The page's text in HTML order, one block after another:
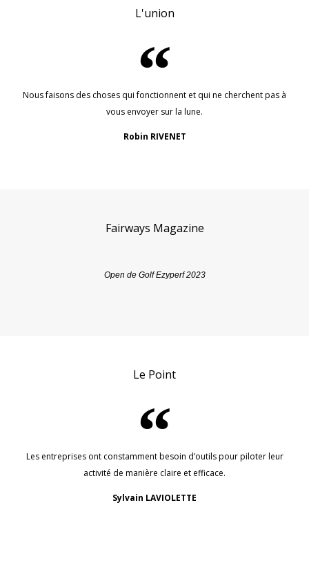
L'union
Nous faisons des choses qui fonctionnent et qui ne cherchent pas à
vous envoyer sur la lune.
Robin RIVENET
Fairways Magazine
Open de Golf Ezyperf 2023
Le Point
Les entreprises ont constamment besoin d’outils pour piloter leur
activité de manière claire et efficace.
Sylvain LAVIOLETTE